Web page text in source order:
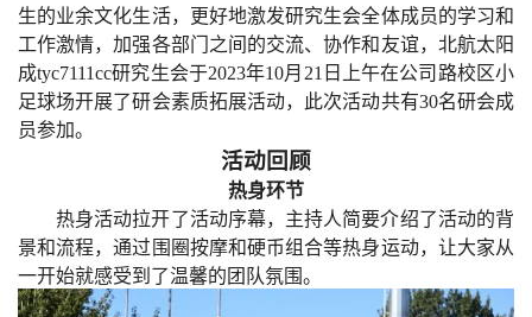
生的业余文化生活，更好地激发研究生会全体成员的学习和
工作激情，加强各部门之间的交流、协作和友谊，北航太阳
成tyc7111cc研究生会于2023年10月21 日上午在公司路校区小
足球场开展了研会素质拓展活动，此次活动共有30名研会成
员参加。
活动回顾
热身环节
热身活动拉开了活动序幕，主持人简要介绍了活动的背
景和流程，通过围圈按摩和硬币组合等热身运动，让大家从
一开始就感受到了温馨的团队氛围。